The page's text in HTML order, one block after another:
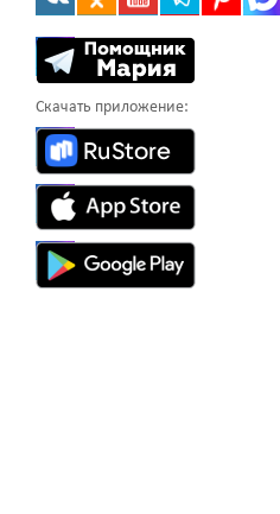
Скачать приложение: